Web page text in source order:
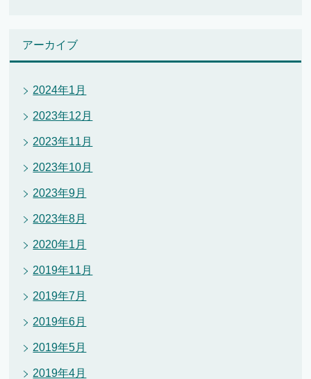
アーカイブ
2024年1月
2023年12月
2023年11月
2023年10月
2023年9月
2023年8月
2020年1月
2019年11月
2019年7月
2019年6月
2019年5月
2019年4月